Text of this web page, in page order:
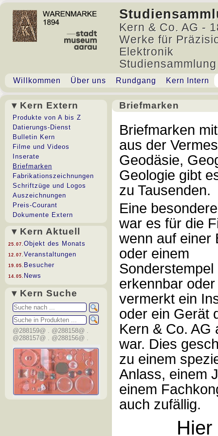
Kern & Co. AG -
Werke für
Elektronik
Willkommen Über uns Rundgang Kern Intern
▾ Kern Extern
Produkte von A bis Z
Datierungs-Dienst
Bulletin Kern
Filme und Videos
Inserate
Briefmarken
Fabrikationszeichnungen
Schriftzüge und Logos
Auszeichnungen
Preis-Courant
Dokumente Extern
▾ Kern Aktuell
25.07. Objekt des Monats
12.07. Veranstaltungen
19.05. Besucher
14.05. News
▾ Kern Suche
@288159@ . @288158@ .
@288157@ . @288156@ .
Briefmarken
Briefmarken
Briefmarken
aus der
Geodäsie,
Geologie gibt
zu Tausenden.
Eine
war es für die
wenn auf einer
oder einem
Sonderstempel
erkennbar
vermerkt ein
oder ein Gerät
Kern & Co. AG
war. Dies
zu einem
Anlass, einem
einem
auch zufällig.
Hier